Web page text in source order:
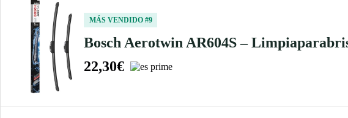
MÁS VENDIDO #9
Bosch Aerotwin AR604S –
22,30€